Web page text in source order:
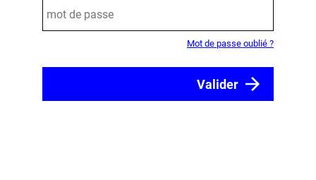
Mot de passe oublié ?